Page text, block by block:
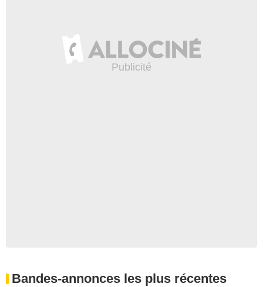
Bandes-annonces les plus récentes